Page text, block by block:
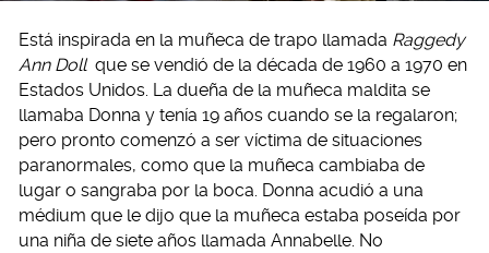
Está inspirada en la muñeca de trapo llamada Raggedy
Ann Doll que se vendió de la década de 1960 a 1970 en
Estados Unidos. La dueña de la muñeca maldita se
llamaba Donna y tenía 19 años cuando se la regalaron;
pero pronto comenzó a ser víctima de situaciones
paranormales, como que la muñeca cambiaba de
lugar o sangraba por la boca. Donna acudió a una
médium que le dijo que la muñeca estaba poseída por
una niña de siete años llamada Annabelle. No